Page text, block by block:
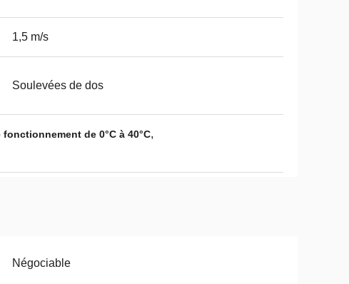
1,5 m/s
Soulevées de dos
de 0°C à 40°C,
Négociable